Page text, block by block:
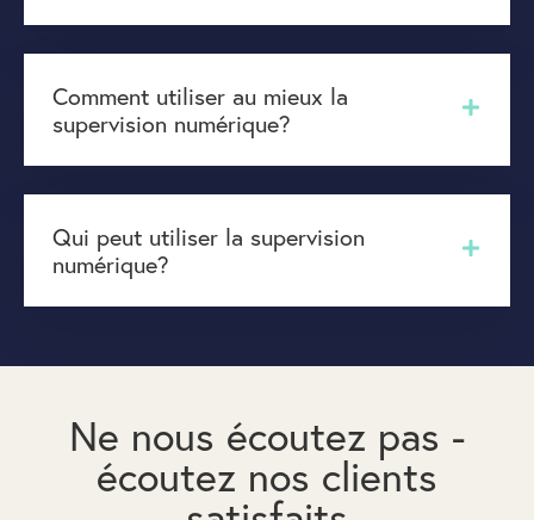
Comment utiliser au mieux la
supervision numérique?
Qui peut utiliser la supervision
numérique?
Ne nous écoutez pas -
écoutez nos clients